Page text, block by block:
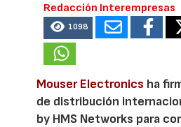
Redacción Interempresas
1098
Mouser Electronics ha
de distribución
by HMS Networks para